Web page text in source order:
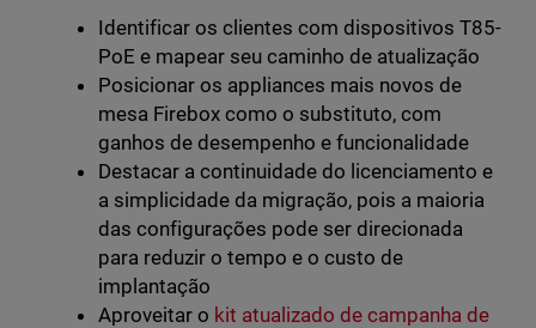
Identificar os clientes com dispositivos T85-
PoE e mapear seu caminho de atualização
Posicionar os appliances mais novos de
mesa Firebox como o substituto, com
ganhos de desempenho e funcionalidade
Destacar a continuidade do licenciamento e
a simplicidade da migração, pois a maioria
das configurações pode ser direcionada
para reduzir o tempo e o custo de
implantação
Aproveitar o kit atualizado de campanha de